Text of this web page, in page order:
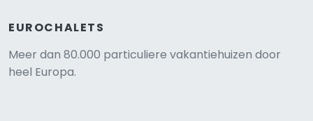
EUROCHALETS
Meer dan 80.000 particuliere vakantiehuizen door
heel Europa.